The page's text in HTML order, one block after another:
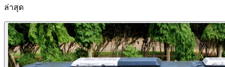
ล่าสุด